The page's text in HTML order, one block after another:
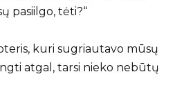
pasiilgo, tėti?“
kuri sugriautavo mūsų
atgal, tarsi nieko nebūtų